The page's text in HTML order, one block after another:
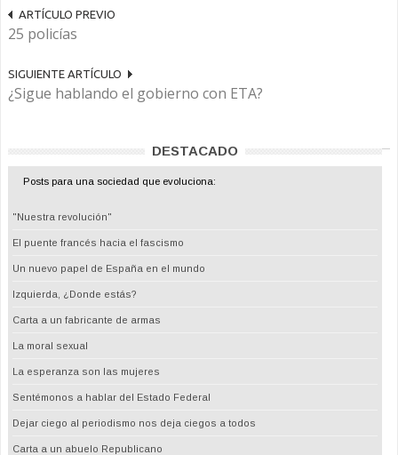
ARTÍCULO PREVIO
25 policías
SIGUIENTE ARTÍCULO
¿Sigue hablando el gobierno con ETA?
DESTACADO
Posts para una sociedad que evoluciona:
"Nuestra revolución"
El puente francés hacia el fascismo
Un nuevo papel de España en el mundo
Izquierda, ¿Donde estás?
Carta a un fabricante de armas
La moral sexual
La esperanza son las mujeres
Sentémonos a hablar del Estado Federal
Dejar ciego al periodismo nos deja ciegos a todos
Carta a un abuelo Republicano